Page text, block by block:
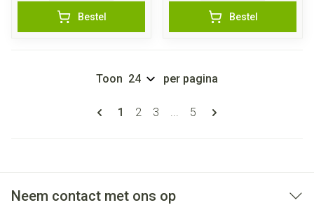
Bestel Bestel
Pagina's
U lees momenteel pagina
1 Pagina
2 Pagina
3 ... Pagina
5
Toon per pagina
Neem contact met ons op